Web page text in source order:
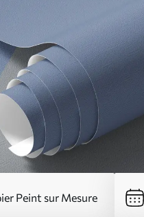
Peint sur Mesure